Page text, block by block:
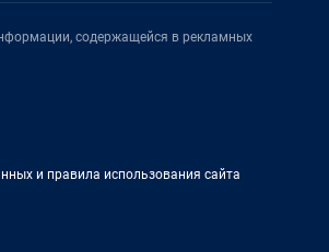
содержащейся в рекламных
и правила использования сайта